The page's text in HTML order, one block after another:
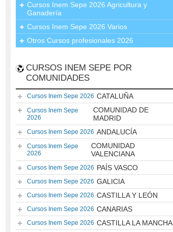
Cursos Inem Sepe 2026 Agricultura y
Ganadería
Cursos Inem Sepe 2026 Varios
Otros Cursos profesionales 2026
CURSOS INEM SEPE POR
COMUNIDADES
Cursos Inem Sepe 2026 CATALUÑA
Cursos Inem Sepe
2026
COMUNIDAD DE
MADRID
Cursos Inem Sepe 2026 ANDALUCÍA
Cursos Inem Sepe
2026
COMUNIDAD
VALENCIANA
Cursos Inem Sepe 2026 PAÍS VASCO
Cursos Inem Sepe 2026 GALICIA
Cursos Inem Sepe 2026 CASTILLA Y LEÓN
Cursos Inem Sepe 2026 CANARIAS
Cursos Inem Sepe 2026 CASTILLA LA MANCHA